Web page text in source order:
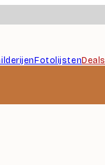
FotolijstenDeals